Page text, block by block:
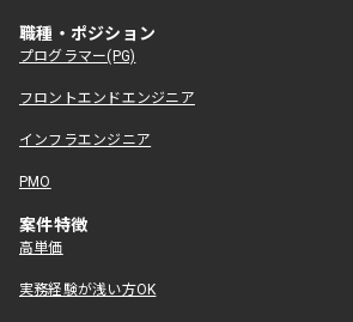
職種・ポジション
プログラマー(PG)
フロントエンドエンジニア
インフラエンジニア
PMO
案件特徴
高単価
実務経験が浅い方OK